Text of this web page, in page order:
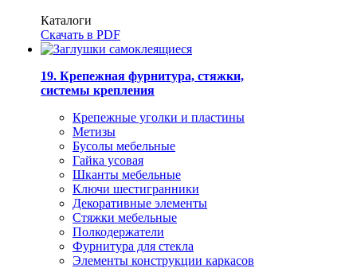
Каталоги
Скачать в PDF
19. Крепежная фурнитура, стяжки,
системы крепления
Крепежные уголки и пластины
Метизы
Бусолы мебельные
Гайка усовая
Шканты мебельные
Ключи шестигранники
Декоративные элементы
Стяжки мебельные
Полкодержатели
Фурнитура для стекла
Элементы конструкции каркасов